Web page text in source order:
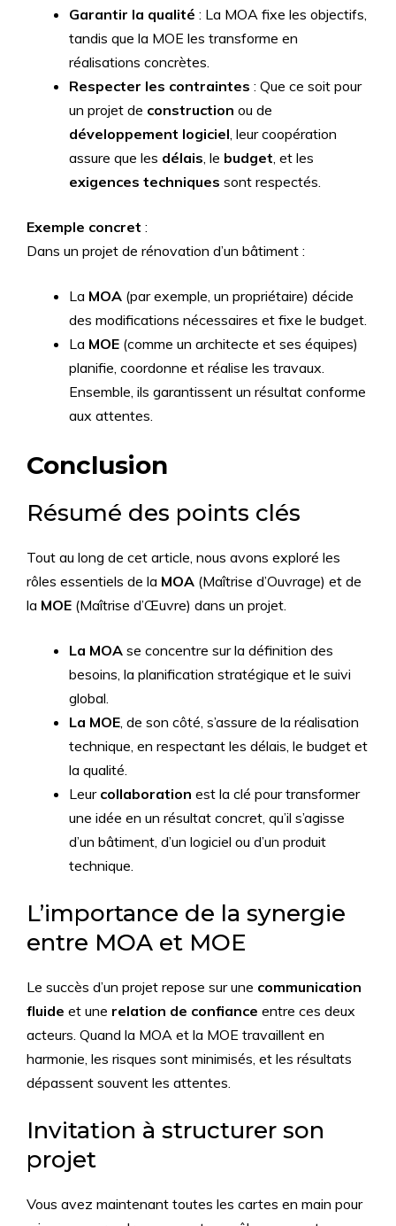
Garantir la qualité : La MOA fixe les objectifs,
tandis que la MOE les transforme en
réalisations concrètes.
Respecter les contraintes : Que ce soit pour
un projet de construction ou de
développement logiciel, leur coopération
assure que les délais, le budget, et les
exigences techniques sont respectés.
Exemple concret :
Dans un projet de rénovation d’un bâtiment :
La MOA (par exemple, un propriétaire) décide
des modifications nécessaires et fixe le budget.
La MOE (comme un architecte et ses équipes)
planifie, coordonne et réalise les travaux.
Ensemble, ils garantissent un résultat conforme
aux attentes.
Conclusion
Résumé des points clés
Tout au long de cet article, nous avons exploré les
rôles essentiels de la MOA (Maîtrise d’Ouvrage) et de
la MOE (Maîtrise d’Œuvre) dans un projet.
La MOA se concentre sur la définition des
besoins, la planification stratégique et le suivi
global.
La MOE, de son côté, s’assure de la réalisation
technique, en respectant les délais, le budget et
la qualité.
Leur collaboration est la clé pour transformer
une idée en un résultat concret, qu’il s’agisse
d’un bâtiment, d’un logiciel ou d’un produit
technique.
L’importance de la synergie
entre MOA et MOE
Le succès d’un projet repose sur une communication
fluide et une relation de confiance entre ces deux
acteurs. Quand la MOA et la MOE travaillent en
harmonie, les risques sont minimisés, et les résultats
dépassent souvent les attentes.
Invitation à structurer son
projet
Vous avez maintenant toutes les cartes en main pour